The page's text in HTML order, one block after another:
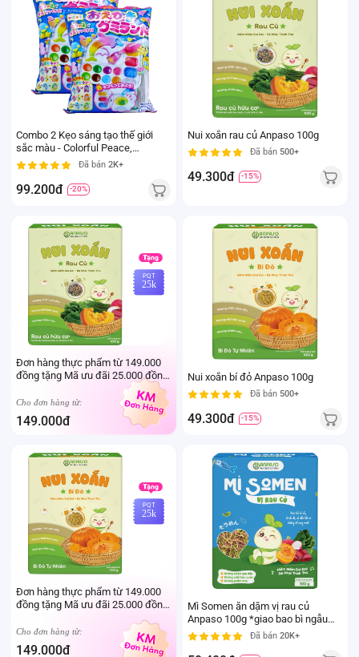
Combo 2 Kẹo sáng tạo thế giới
sắc màu - Colorful Peace,
27g/hộp
Đã bán 2K+
99.200đ -20%
Nui xoắn rau củ Anpaso 100g
Đã bán 500+
49.300đ -15%
PQT
25k
Đơn hàng thực phẩm từ 149.000
đồng tặng Mã ưu đãi 25.000 đồng
mua sản phẩm Thực phẩm Ivenet
bất kỳ (Trừ sản phẩm sữa thay thể
sữa mẹ cho trẻ dưới 24 tháng tuổi)
Cho đơn hàng từ:
149.000đ
Nui xoắn bí đỏ Anpaso 100g
Đã bán 500+
49.300đ -15%
PQT
25k
Đơn hàng thực phẩm từ 149.000
đồng tặng Mã ưu đãi 25.000 đồng
mua sản phẩm Thực phẩm Ivenet
bất kỳ (Trừ sản phẩm sữa thay thể
sữa mẹ cho trẻ dưới 24 tháng tuổi)
Cho đơn hàng từ:
149.000đ
Mì Somen ăn dặm vị rau củ
Anpaso 100g *giao bao bì ngẫu
nhiên
Đã bán 20K+